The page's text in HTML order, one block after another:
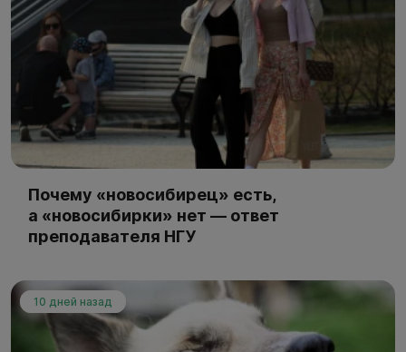
Почему «новосибирец» есть,
а «новосибирки» нет — ответ
преподавателя НГУ
10 дней назад